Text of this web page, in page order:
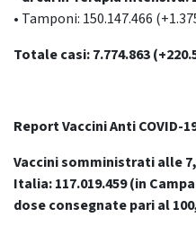
• Tamponi: 150.147.466
Totale casi: 7.774.863
Report Vaccini Anti COVID-
Vaccini somministrati alle
Italia: 117.019.459(in
dose consegnate pari al